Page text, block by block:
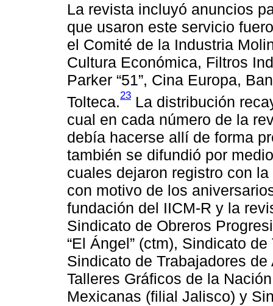
La revista incluyó anuncios
que usaron este servicio
el Comité de la Industria
Cultura Económica, Filtros
Parker “51”, Cina Europa,
Tolteca.23 La distribución
cual en cada número de la
debía hacerse allí de forma
también se difundió por
cuales dejaron registro con
con motivo de los
fundación del IICM-R y la
Sindicato de Obreros
“El Ángel” (ctm), Sindicato
Sindicato de Trabajadores
Talleres Gráficos de la
Mexicanas (filial Jalisco) y